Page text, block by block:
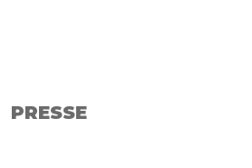
PRESSE